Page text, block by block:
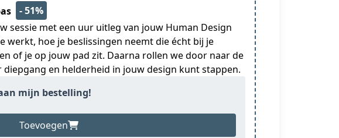
- 51%
sessie met een uur uitleg van jouw Human Design
werkt, hoe je beslissingen neemt die écht bij je
of je op jouw pad zit. Daarna rollen we door naar de
en helderheid in jouw design kunt stappen.
mijn bestelling!
Toevoegen